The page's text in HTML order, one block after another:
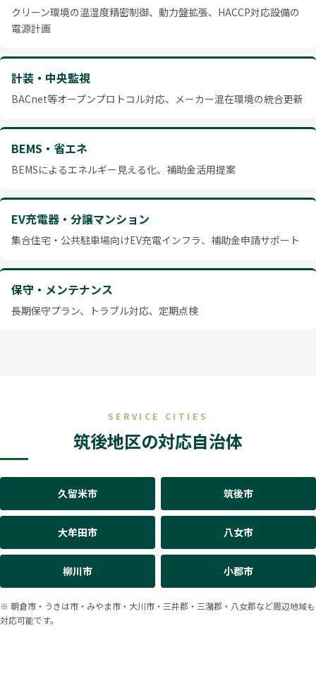
クリーン環境の温湿度精密制御、動力盤拡張、HACCP対応設備の
電源計画
計装・中央監視
BACnet等オープンプロトコル対応、メーカー混在環境の統合更新
BEMS・省エネ
BEMSによるエネルギー見える化、補助金活用提案
EV充電器・分譲マンション
集合住宅・公共駐車場向けEV充電インフラ、補助金申請サポート
保守・メンテナンス
長期保守プラン、トラブル対応、定期点検
SERVICE CITIES
筑後地区の対応自治体
久留米市 筑後市
大牟田市 八女市
柳川市 小郡市
※ 朝倉市・うきは市・みやま市・大川市・三井郡・三潴郡・八女郡など周辺地域も
対応可能です。